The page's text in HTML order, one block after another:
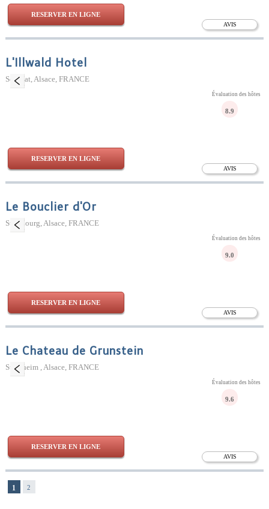
AVIS
RESERVER EN LIGNE
L'Illwald Hotel
Sélestat, Alsace, FRANCE
AVIS
Évaluation des hôtes
8.9
RESERVER EN LIGNE
Le Bouclier d'Or
Strasbourg, Alsace, FRANCE
AVIS
Évaluation des hôtes
9.0
RESERVER EN LIGNE
Le Chateau de Grunstein
Stotzheim , Alsace, FRANCE
AVIS
Évaluation des hôtes
9.6
RESERVER EN LIGNE
1 2